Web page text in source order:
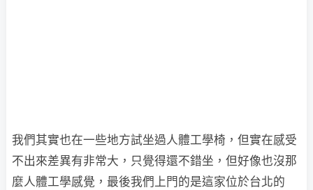
我們其實也在一些地方試坐過人體工學椅，但實在感受
不出來差異有非常大，只覺得還不錯坐，但好像也沒那
麼人體工學感覺，最後我們上門的是這家位於台北的